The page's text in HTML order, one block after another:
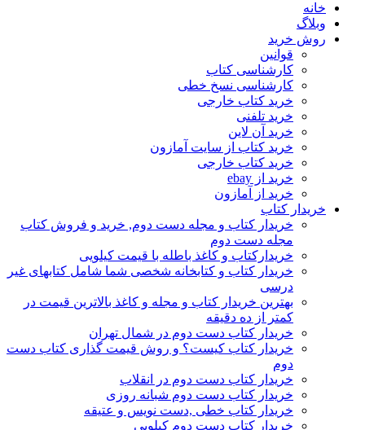
خانه
وبلاگ
روش خرید
قوانین
کارشناسی کتاب
کارشناسی نسخ خطی
خرید کتاب خارجی
خرید تلفنی
خرید آن لاین
خرید کتاب از سایت آمازون
خرید کتاب خارجی
خرید از ebay
خرید از آمازون
خریدار کتاب
خریدار کتاب و مجله دست دوم, خرید و فروش کتاب
مجله دست دوم
خریدارکتاب و کاغذ باطله با قیمت کیلویی
خریدار کتاب و کتابخانه شخصی شما شامل کتابهای غیر
درسی
بهترین خریدار کتاب و مجله و کاغذ بالاترین قیمت در
کمتر از ده دقیقه
خریدار کتاب دست دوم در شمال تهران
خریدار کتاب کیست؟ و روش قیمت گذاری کتاب دست
دوم
خریدار کتاب دست دوم در انقلاب
خریدار کتاب دست دوم شبانه روزی
خریدار کتاب خطی ,دست نویس و عتیقه
خریدار کتاب دست دوم کیلویی